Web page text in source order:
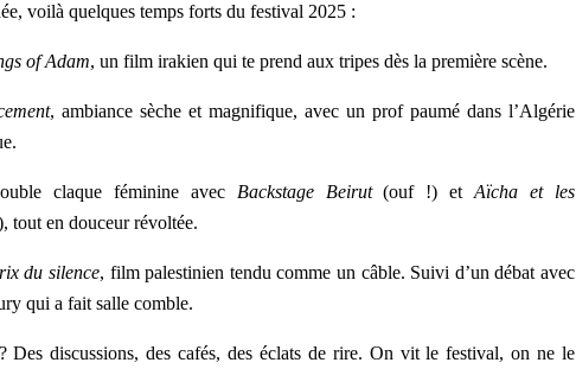
voilà quelques temps forts du festival 2025 :
of Adam, un film irakien qui te prend aux tripes dès la première scène.
, ambiance sèche et magnifique, avec un prof paumé dans l’Algérie
claque féminine avec Backstage Beirut (ouf !) et
Aïcha et les
tout en douceur révoltée.
du silence, film palestinien tendu comme un câble. Suivi d’un débat avec
qui a fait salle comble.
Des discussions, des cafés, des éclats de rire. On vit le festival, on ne le